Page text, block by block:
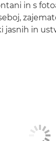
in s
jasnih in